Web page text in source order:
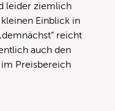
leider ziemlich
Einblick in
reicht
auch den
im Preisbereich